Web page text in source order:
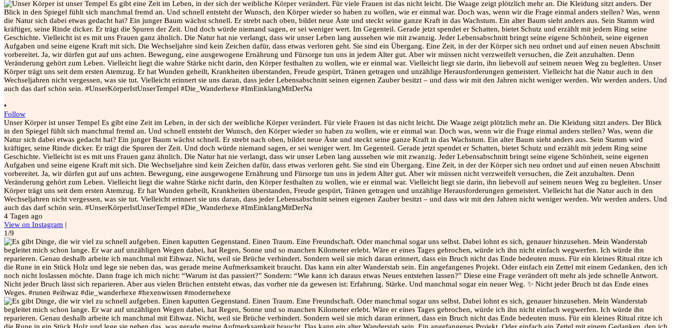
•
Follow
Unser Körper ist unser Tempel Es gibt eine Zeit im Leben, in der sich der weibliche Körper verändert. Für viele Frauen ist das nicht leicht. Die Waage zeigt plötzlich mehr an. Die Kleidung sitzt anders. Der Blick
in den Spiegel fühlt sich manchmal fremd an. Und schnell entsteht der Wunsch, den Körper wieder so haben zu wollen, wie er einmal war. Doch was, wenn wir die Frage einmal anders stellen? Was, wenn die
Natur sich dabei etwas gedacht hat? Ein junger Baum wächst schnell. Er strebt nach oben, bildet neue Äste und steckt seine ganze Kraft in das Wachstum. Ein alter Baum sieht anders aus. Sein Stamm wird
kräftiger, seine Rinde dicker. Er trägt die Spuren der Zeit. Und doch würde niemand sagen, er sei weniger wert. Im Gegenteil. Gerade jetzt spendet er Schatten, bietet Schutz und erzählt mit jedem Ring seine
Geschichte. Vielleicht ist es mit uns Frauen ganz ähnlich. Die Natur hat nie verlangt, dass wir unser Leben lang aussehen wie mit zwanzig. Jeder Lebensabschnitt bringt seine eigene Schönheit, seine eigenen
Aufgaben und seine eigene Kraft mit sich. Die Wechseljahre sind kein Zeichen dafür, dass etwas verloren geht. Sie sind ein Übergang. Eine Zeit, in der der Körper sich neu ordnet und auf einen neuen Abschnitt
vorbereitet. Ja, wir dürfen gut auf uns achten. Bewegung, eine ausgewogene Ernährung und Fürsorge tun uns in jedem Alter gut. Aber wir müssen nicht verzweifelt versuchen, die Zeit anzuhalten. Denn
Veränderung gehört zum Leben. Vielleicht liegt die wahre Stärke nicht darin, den Körper festhalten zu wollen, wie er einmal war. Vielleicht liegt sie darin, ihn liebevoll auf seinem neuen Weg zu begleiten. Unser
Körper trägt uns seit dem ersten Atemzug. Er hat Wunden geheilt, Krankheiten überstanden, Freude gespürt, Tränen getragen und unzählige Herausforderungen gemeistert. Vielleicht hat die Natur auch in den
Wechseljahren nicht vergessen, was sie tut. Vielleicht erinnert sie uns daran, dass jeder Lebensabschnitt seinen eigenen Zauber besitzt – und dass wir mit den Jahren nicht weniger werden. Wir werden anders. Und
auch das darf schön sein. #UnserKörperIstUnserTempel #Die_Wanderhexe #ImEinklangMitDerNa
4 Tagen ago
View on Instagram |
1/9